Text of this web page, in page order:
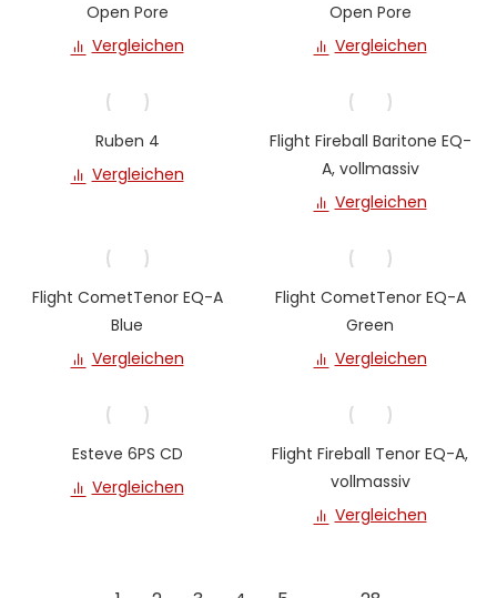
Open Pore
Vergleichen
Open Pore
Vergleichen
Ruben 4
Vergleichen
Flight Fireball Baritone EQ-
A, vollmassiv
Vergleichen
Flight CometTenor EQ-A
Blue
Vergleichen
Flight CometTenor EQ-A
Green
Vergleichen
Esteve 6PS CD
Vergleichen
Flight Fireball Tenor EQ-A,
vollmassiv
Vergleichen